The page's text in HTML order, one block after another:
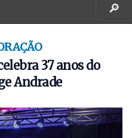
🔎
37 anos do
Andrade